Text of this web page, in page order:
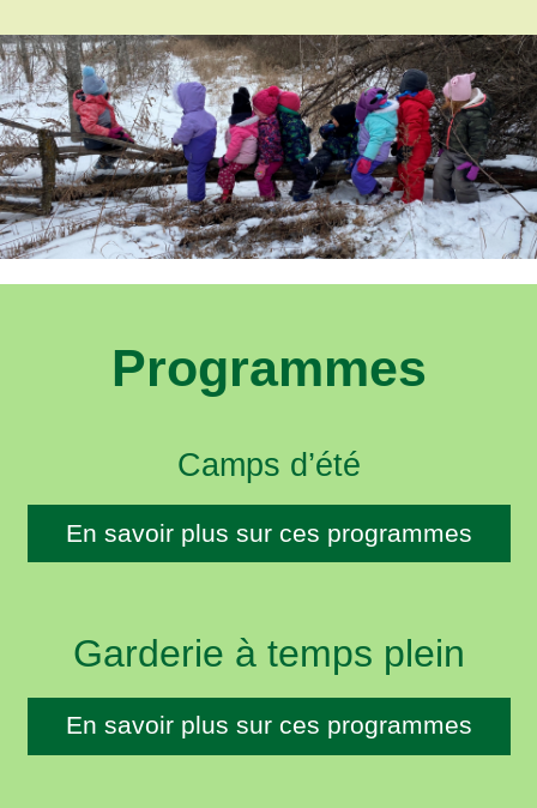
Programmes
Camps d’été
En savoir plus sur ces programmes
Garderie à temps plein
En savoir plus sur ces programmes